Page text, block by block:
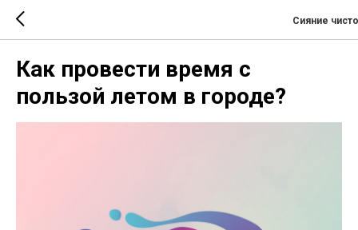
Сияние
Как провести время с
пользой летом в городе?